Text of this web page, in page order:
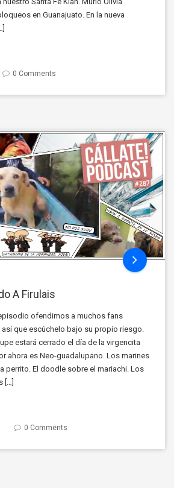
en Guanajuato. En la nueva
0 Comments
A Firulais
ofendimos a muchos fans
que escúchelo bajo su propio riesgo.
estará cerrado el día de la virgencita
ahora es Neo-guadalupano. Los marines
perrito. El doodle sobre el mariachi. Los
[…]
0 Comments